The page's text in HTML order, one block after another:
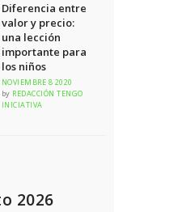
Diferencia entre
valor y precio:
una lección
importante para
los niños
NOVIEMBRE 8 2020
by REDACCIÓN TENGO
INICIATIVA
2026